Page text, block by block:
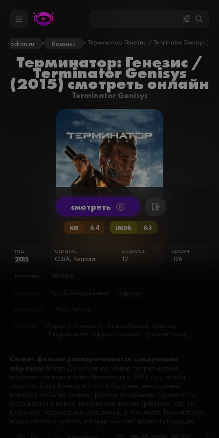
kinodron.ru » боевики » Терминатор: Генезис / Terminator Genisys
Терминатор: Генезис /
Terminator Genisys
(2015) смотреть онлайн
Terminator Genisys
Сюжет фильма разварачивается следующим
образом: Когда Джон Коннор, лидер сопротивления,
посылает сержанта Кайла Риза назад в 1984 год, чтобы
защитить Сару Коннор и спасти будущее, неожиданный
поворот событий создает разлом во времени. Сержант Риз
оказывается в новой, незнакомой версии прошлого, где он
встречает неожиданных союзников, в том числе Терминатора,
новых опасных врагов, и новую миссию: изменить будущее...
cмотреть
КП 6.4 IMDb 6.3
год:
2015
страна:
США, Канада
возраст:
12
время:
126
WEBRip
Алан Тейлор
Рус. Дублированный
Аарон В. Уильямсон, Андре Альман, Арнольд
Шварценеггер, Афемо Омилами, Брайант Принц,
Кортни, Джеймс Моусес Блэк, Джейсон Кларк,
Джером Эндрис, Джон Ли, Джошуа Микель, Дуглас
М. Гриффин, Дуглас Смит, Йен Этеридж, Керри
Кехилл, Керри О’Мэлли, Кортни Б. Вэнс, Кристион
Трокселл, Кристофер Хески, Ларри Е. Ланди мл., Ли
Бён-хон, Лиза МакРи, Люк Секстон, Майкл Глэдис,
Марк Адам, Моусес Муноз, Мэтт Смит, Мэтти
Ферраро, Натали Стефани Агиляр, Нолан Гросс,
Отто Санчес, Росс П. Кук, Сандрин Холт, Сет Карр,